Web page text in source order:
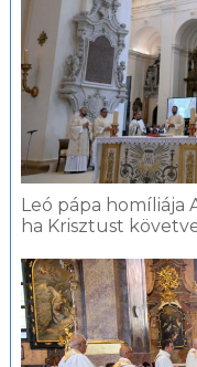
Leó pápa homíliája
ha Krisztust